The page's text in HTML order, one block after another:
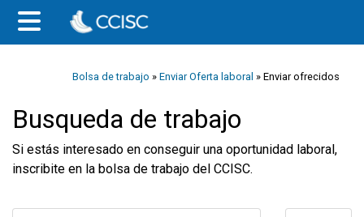
Bolsa de trabajo » Enviar Oferta laboral » Enviar ofrecidos
Busqueda de trabajo
Si estás interesado en conseguir una oportunidad laboral,
inscribite en la bolsa de trabajo del CCISC.